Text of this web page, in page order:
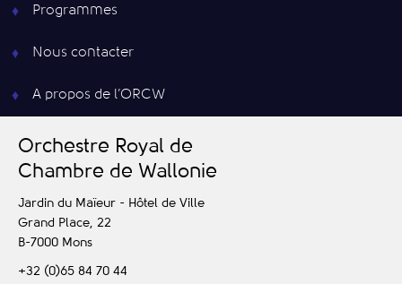
Programmes
Nous contacter
A propos de l’ORCW
Orchestre Royal de
Chambre de Wallonie
Jardin du Maïeur - Hôtel de Ville
Grand Place, 22
B-7000 Mons
+32 (0)65 84 70 44